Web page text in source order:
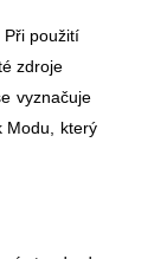
použití
zdroje
vyznačuje
Modu, který